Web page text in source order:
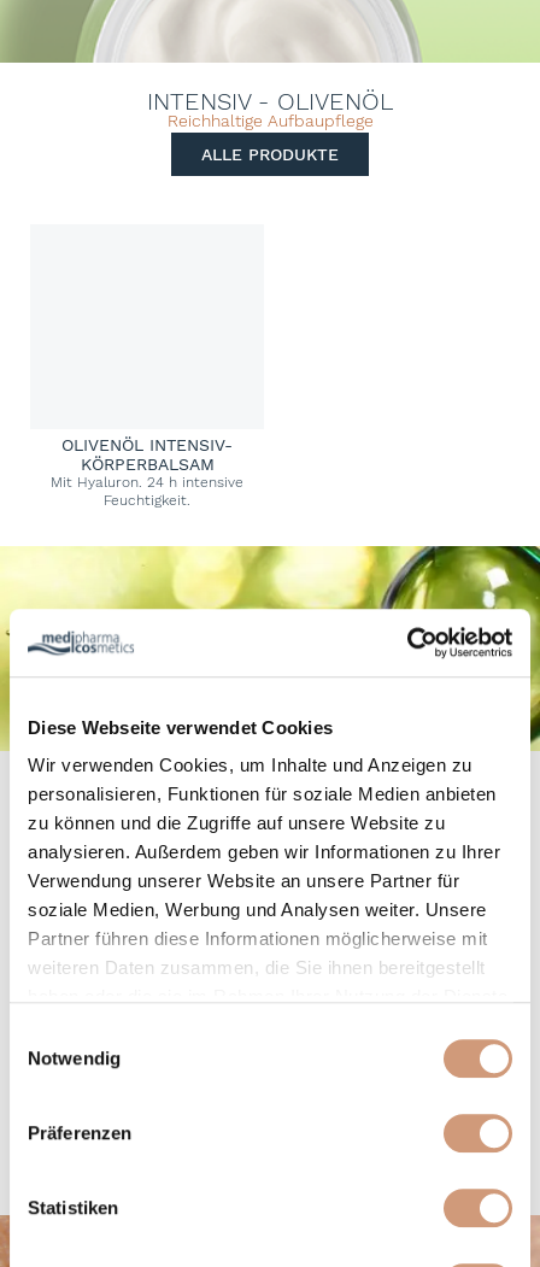
Diese Webseite verwendet Cookies
Wir verwenden Cookies, um Inhalte und Anzeigen zu
personalisieren, Funktionen für soziale Medien anbieten
zu können und die Zugriffe auf unsere Website zu
analysieren. Außerdem geben wir Informationen zu Ihrer
Verwendung unserer Website an unsere Partner für
soziale Medien, Werbung und Analysen weiter. Unsere
Partner führen diese Informationen möglicherweise mit
weiteren Daten zusammen, die Sie ihnen bereitgestellt
Cookies, wenn Sie unsere Webseite weiterhin nutzen.
Notwendig
Präferenzen
Statistiken
INTENSIV - OLIVENÖL
Reichhaltige Aufbaupflege
ALLE PRODUKTE
OLIVENÖL INTENSIV-
KÖRPERBALSAM
Mit Hyaluron. 24 h intensive
Feuchtigkeit.
OLIVENÖL BASISPFLEGE
Für die tägliche Pflege mit wertvollem Olivenöl
ALLE PRODUKTE
OLIVEN FITNESS DUSCHE